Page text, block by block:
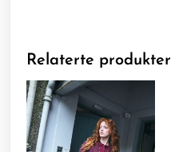
Relaterte produkter